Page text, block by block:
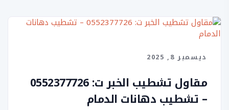
ديسمبر 8, 2025
مقاول تشطيب الخبر ت: 0552377726
– تشطيب دهانات الدمام